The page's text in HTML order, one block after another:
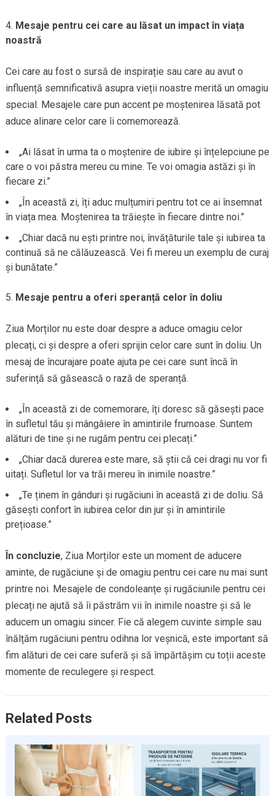
Mesaje pentru cei care au lăsat un impact în viața
noastră
Cei care au fost o sursă de inspirație sau care au avut o
influență semnificativă asupra vieții noastre merită un omagiu
special. Mesajele care pun accent pe moștenirea lăsată pot
aduce alinare celor care îi comemorează.
„Ai lăsat în urma ta o moștenire de iubire și înțelepciune pe
care o voi păstra mereu cu mine. Te voi omagia astăzi și în
fiecare zi.”
„În această zi, îți aduc mulțumiri pentru tot ce ai însemnat
în viața mea. Moștenirea ta trăiește în fiecare dintre noi.”
„Chiar dacă nu ești printre noi, învățăturile tale și iubirea ta
continuă să ne călăuzească. Vei fi mereu un exemplu de curaj
și bunătate.”
Mesaje pentru a oferi speranță celor în doliu
Ziua Morților nu este doar despre a aduce omagiu celor
plecați, ci și despre a oferi sprijin celor care sunt în doliu. Un
mesaj de încurajare poate ajuta pe cei care sunt încă în
suferință să găsească o rază de speranță.
„În această zi de comemorare, îți doresc să găsești pace
în sufletul tău și mângâiere în amintirile frumoase. Suntem
alături de tine și ne rugăm pentru cei plecați.”
„Chiar dacă durerea este mare, să știi că cei dragi nu vor fi
uitați. Sufletul lor va trăi mereu în inimile noastre.”
„Te ținem în gânduri și rugăciuni în această zi de doliu. Să
găsești confort în iubirea celor din jur și în amintirile
prețioase.”
În concluzie, Ziua Morților este un moment de aducere
aminte, de rugăciune și de omagiu pentru cei care nu mai sunt
printre noi. Mesajele de condoleanțe și rugăciunile pentru cei
plecați ne ajută să îi păstrăm vii în inimile noastre și să le
aducem un omagiu sincer. Fie că alegem cuvinte simple sau
înălțăm rugăciuni pentru odihna lor veșnică, este important să
fim alături de cei care suferă și să împărtășim cu toții aceste
momente de reculegere și respect.
Related Posts